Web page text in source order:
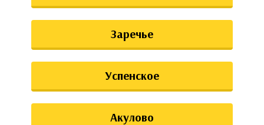
Заречье
Успенское
Акулово